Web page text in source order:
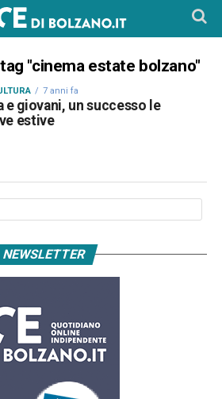
"cinema estate bolzano"
7 anni fa
e giovani, un successo le
estive
NEWSLETTER